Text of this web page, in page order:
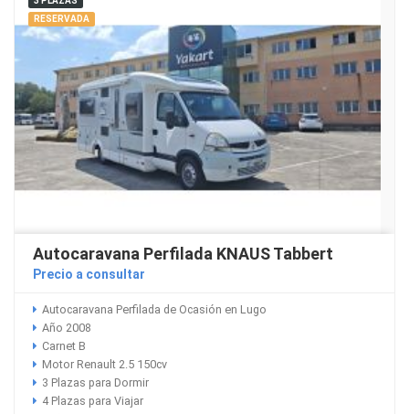
RESERVADA
Autocaravana Perfilada KNAUS Tabbert
Precio a consultar
Autocaravana Perfilada de Ocasión en Lugo
Año 2008
Carnet B
Motor Renault 2.5 150cv
3 Plazas para Dormir
4 Plazas para Viajar